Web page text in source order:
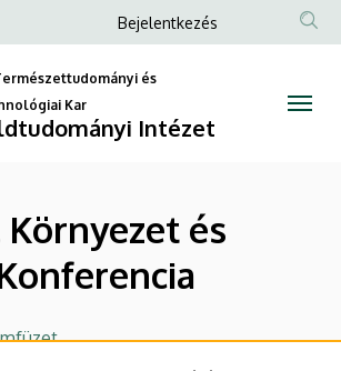
Anonim
fiók
menüje
Bejelentkezés
és
Kar
Intézet
Környezet és